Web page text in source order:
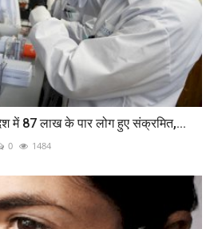
87 लाख के पार लोग हुए संक्रमित,...
0 1484